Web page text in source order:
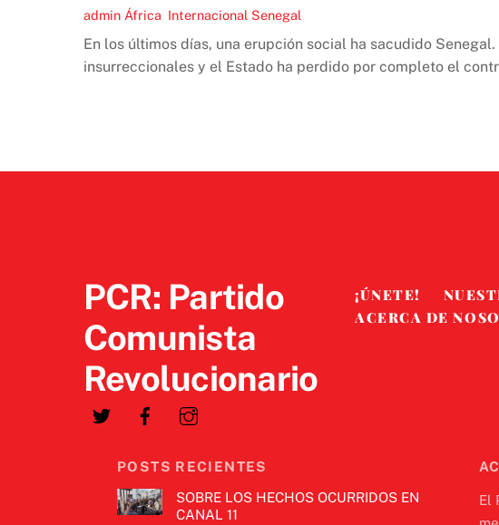
admin África Internacional Senegal
En los últimos días, una erupción social ha sacudido
insurreccionales y el Estado ha perdido por completo el
PCR: Partido
Comunista
Revolucionario
¡ÚNETE!
ACERCA DE
POSTS RECIENTES
SOBRE LOS HECHOS OCURRIDOS EN
CANAL 11
El